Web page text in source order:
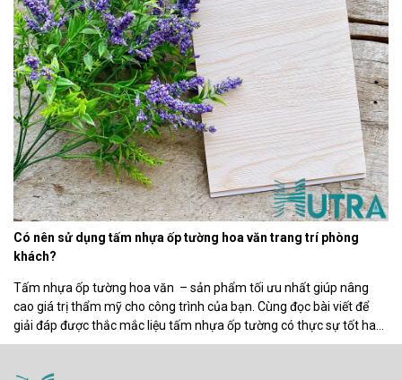
Có nên sử dụng tấm nhựa ốp tường hoa văn trang trí phòng
khách?
Tấm nhựa ốp tường hoa văn – sản phẩm tối ưu nhất giúp nâng
cao giá trị thẩm mỹ cho công trình của bạn. Cùng đọc bài viết để
giải đáp được thắc mắc liệu tấm nhựa ốp tường có thực sự tốt hay
không nhé! Tấm nhựa ốp tường là sản phẩm như thế […]